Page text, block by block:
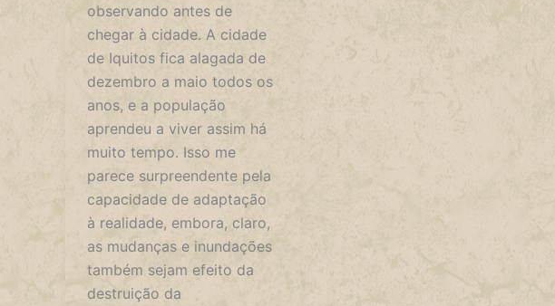
observando antes de
chegar à cidade. A cidade
de Iquitos fica alagada de
dezembro a maio todos os
anos, e a população
aprendeu a viver assim há
muito tempo. Isso me
parece surpreendente pela
capacidade de adaptação
à realidade, embora, claro,
as mudanças e inundações
também sejam efeito da
destruição da